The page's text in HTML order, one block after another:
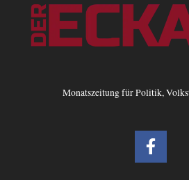
Monatszeitung für Politik,
F
a
c